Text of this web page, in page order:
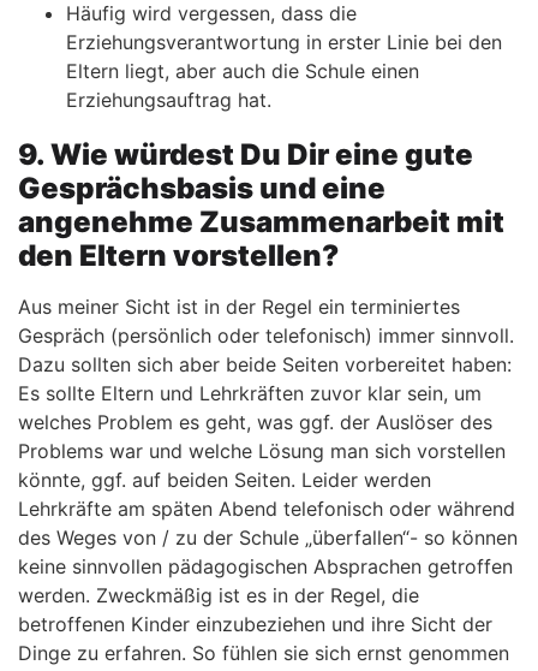
Häufig wird vergessen, dass die
Erziehungsverantwortung in erster Linie bei den
Eltern liegt, aber auch die Schule einen
Erziehungsauftrag hat.
9. Wie würdest Du Dir eine gute
Gesprächsbasis und eine
angenehme Zusammenarbeit mit
den Eltern vorstellen?
Aus meiner Sicht ist in der Regel ein terminiertes
Gespräch (persönlich oder telefonisch) immer sinnvoll.
Dazu sollten sich aber beide Seiten vorbereitet haben:
Es sollte Eltern und Lehrkräften zuvor klar sein, um
welches Problem es geht, was ggf. der Auslöser des
Problems war und welche Lösung man sich vorstellen
könnte, ggf. auf beiden Seiten. Leider werden
Lehrkräfte am späten Abend telefonisch oder während
des Weges von / zu der Schule „überfallen“- so können
keine sinnvollen pädagogischen Absprachen getroffen
werden. Zweckmäßig ist es in der Regel, die
betroffenen Kinder einzubeziehen und ihre Sicht der
Dinge zu erfahren. So fühlen sie sich ernst genommen